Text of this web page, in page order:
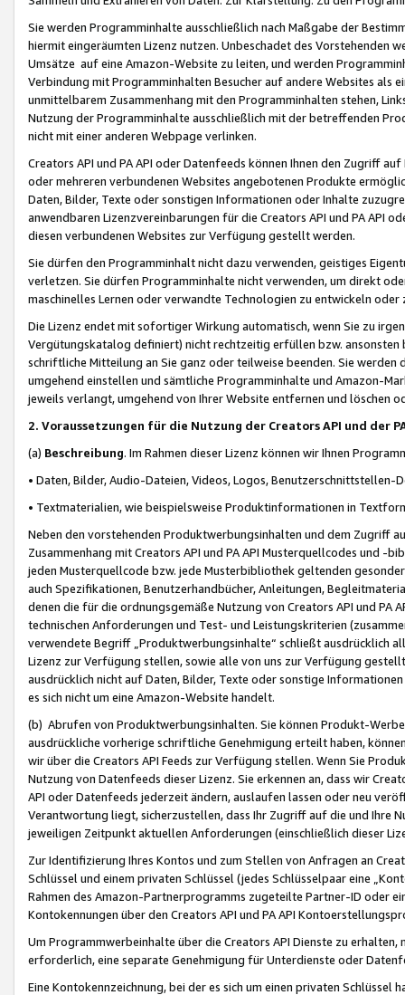
Sie werden Programminhalte ausschließlich nach Maßgabe der
hiermit eingeräumten Lizenz nutzen. Unbeschadet des Vorstehenden
Umsätze auf eine Amazon-Website zu leiten, und werden
Verbindung mit Programminhalten Besucher auf andere Websites als
unmittelbarem Zusammenhang mit den Programminhalten stehen,
Nutzung der Programminhalte ausschließlich mit der betreffenden
nicht mit einer anderen Webpage verlinken.
Creators API und PA API oder Datenfeeds können Ihnen den Zugriff
oder mehreren verbundenen Websites angebotenen Produkte
Daten, Bilder, Texte oder sonstigen Informationen oder Inhalte
anwendbaren Lizenzvereinbarungen für die Creators API und PA API
diesen verbundenen Websites zur Verfügung gestellt werden.
Sie dürfen den Programminhalt nicht dazu verwenden, geistiges
verletzen. Sie dürfen Programminhalte nicht verwenden, um direkt
maschinelles Lernen oder verwandte Technologien zu entwickeln
Die Lizenz endet mit sofortiger Wirkung automatisch, wenn Sie zu
Vergütungskatalog definiert) nicht rechtzeitig erfüllen bzw. ansonsten
schriftliche Mitteilung an Sie ganz oder teilweise beenden. Sie werden
umgehend einstellen und sämtliche Programminhalte und Amazon-
jeweils verlangt, umgehend von Ihrer Website entfernen und löschen
2. Voraussetzungen für die Nutzung der Creators API und der
(a) Beschreibung. Im Rahmen dieser Lizenz können wir Ihnen
• Daten, Bilder, Audio-Dateien, Videos, Logos, Benutzerschnittstellen-
• Textmaterialien, wie beispielsweise Produktinformationen in
Neben den vorstehenden Produktwerbungsinhalten und dem Zugriff
Zusammenhang mit Creators API und PA API Musterquellcodes und
jeden Musterquellcode bzw. jede Musterbibliothek geltenden
auch Spezifikationen, Benutzerhandbücher, Anleitungen,
denen die für die ordnungsgemäße Nutzung von Creators API und PA
technischen Anforderungen und Test- und Leistungskriterien
verwendete Begriff „Produktwerbungsinhalte“ schließt ausdrücklich
Lizenz zur Verfügung stellen, sowie alle von uns zur Verfügung
ausdrücklich nicht auf Daten, Bilder, Texte oder sonstige
es sich nicht um eine Amazon-Website handelt.
(b) Abrufen von Produktwerbungsinhalten. Sie können Produkt-
ausdrückliche vorherige schriftliche Genehmigung erteilt haben,
wir über die Creators API Feeds zur Verfügung stellen. Wenn Sie
Nutzung von Datenfeeds dieser Lizenz. Sie erkennen an, dass wir
API oder Datenfeeds jederzeit ändern, auslaufen lassen oder neu
Verantwortung liegt, sicherzustellen, dass Ihr Zugriff auf die und Ihre
jeweiligen Zeitpunkt aktuellen Anforderungen (einschließlich dieser
Zur Identifizierung Ihres Kontos und zum Stellen von Anfragen an
Schlüssel und einem privaten Schlüssel (jedes Schlüsselpaar eine
Rahmen des Amazon-Partnerprogramms zugeteilte Partner-ID oder
Kontokennungen über den Creators API und PA API
Um Programmwerbeinhalte über die Creators API Dienste zu
erforderlich, eine separate Genehmigung für Unterdienste oder
Eine Kontokennzeichnung, bei der es sich um einen privaten